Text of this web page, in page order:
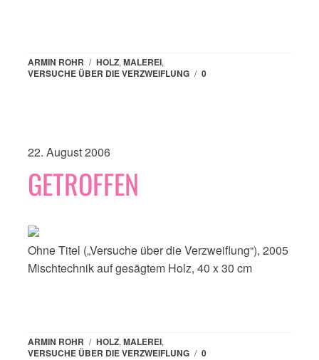
ARMIN ROHR / HOLZ, MALEREI,
VERSUCHE ÜBER DIE VERZWEIFLUNG / 0
22. August 2006
GETROFFEN
Ohne Titel („Versuche über die Verzweiflung“), 2005
Mischtechnik auf gesägtem Holz, 40 x 30 cm
ARMIN ROHR / HOLZ, MALEREI,
VERSUCHE ÜBER DIE VERZWEIFLUNG / 0